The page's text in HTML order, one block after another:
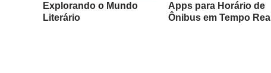
Explorando o Mundo
Literário
Apps para Horário de
Ônibus em Tempo Real